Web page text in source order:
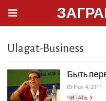
Ulagat-Business
Быть
Ноя 4, 2011
ЧИТАТЬ